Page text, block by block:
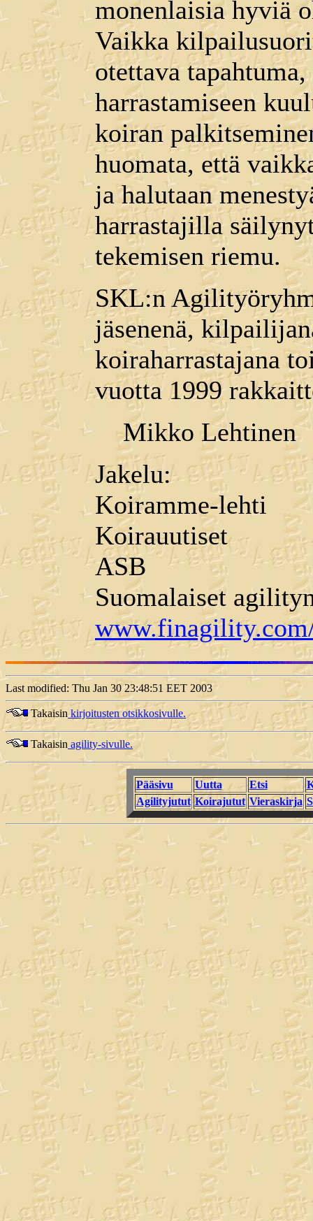
monenlaisia hyviä
Vaikka
otettava
harrastamiseen
koiran
huomata, että
ja halutaan
harrastajilla
tekemisen riemu.
SKL:n
jäsenenä,
koiraharrastajana
vuotta 1999
Mikko Lehtinen
Jakelu:
Koiramme-lehti
Koirauutiset
ASB
Suomalaiset
Last modified: Thu Jan 30 23:48:51 EET 2003
Takaisin kirjoitusten otsikkosivulle.
Takaisin agility-sivulle.
Pääsivu Uutta Etsi
Agilityjutut Koirajutut Vieraskirja